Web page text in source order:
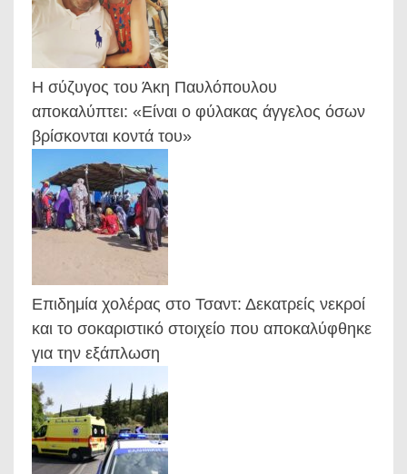
Η σύζυγος του Άκη Παυλόπουλου
αποκαλύπτει: «Είναι ο φύλακας άγγελος όσων
βρίσκονται κοντά του»
Επιδημία χολέρας στο Τσαντ: Δεκατρείς νεκροί
και το σοκαριστικό στοιχείο που αποκαλύφθηκε
για την εξάπλωση